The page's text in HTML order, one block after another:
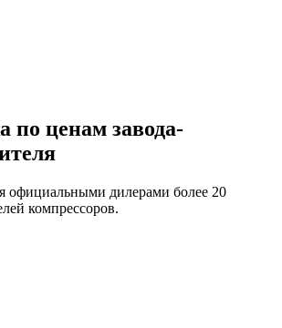
по ценам завода-
официальными дилерами более 20
компрессоров.